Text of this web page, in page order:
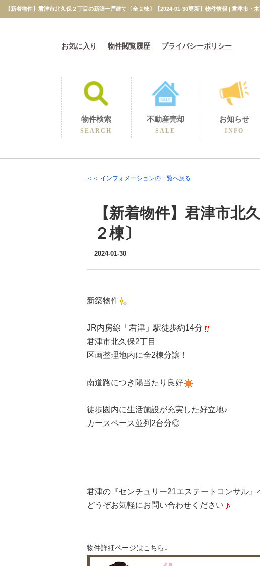
お気に入り 物件閲覧履歴 プライバシーポリシー
物件検索
SEARCH
不動産売却
SALE
お知らせ
INFO
＜＜ インフォメーションの一覧へ戻る
【新着物件】君津市北
２棟〕
2024-01-30
新築物件
JR内房線「君津」駅徒歩約14分
君津市北久保2丁目
区画整理地内に全2棟分譲！
南道路につき陽当たり良好
徒歩圏内に生活施設が充実した好立地♪
カースペース並列2台分◎
君津の『センチュリー21エステートコンサル』
どうぞお気軽にお問い合わせください
物件詳細ページはこちら↓